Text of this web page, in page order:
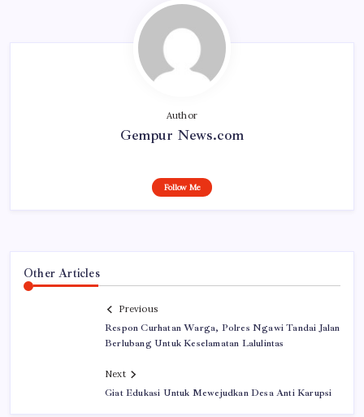
Author
Gempur News.com
Follow Me
Other Articles
Previous
Respon Curhatan Warga, Polres Ngawi Tandai Jalan
Berlubang Untuk Keselamatan Lalulintas
Next
Giat Edukasi Untuk Mewejudkan Desa Anti Karupsi